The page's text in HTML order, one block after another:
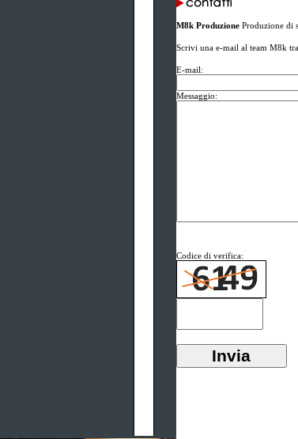
M8k ProduzioneProduzione di
Scrivi una e-mail al team M8k
E-mail:
Messaggio:
Codice di verifica: